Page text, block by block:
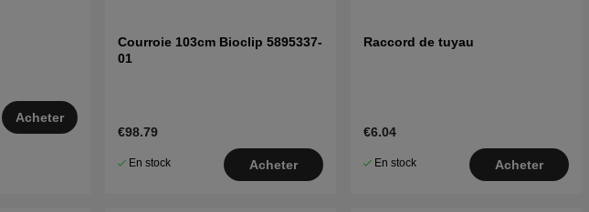
Acheter
Courroie 103cm Bioclip 5895337-
01
€98.79
En stock Acheter
Raccord de tuyau
€6.04
En stock Acheter